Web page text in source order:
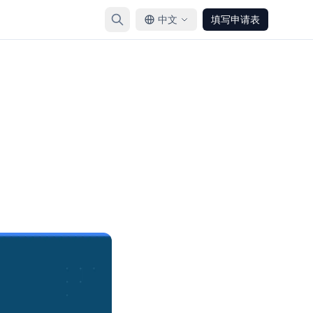
中文 填写申请表